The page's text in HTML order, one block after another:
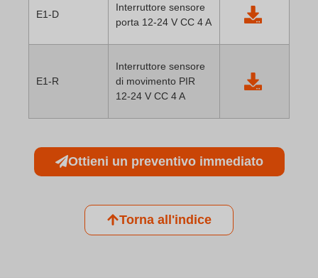
E1-D
Interruttore sensore
porta 12-24 V CC 4 A
E1-R
Interruttore sensore
di movimento PIR
12-24 V CC 4 A
Ottieni un preventivo immediato
Torna all'indice